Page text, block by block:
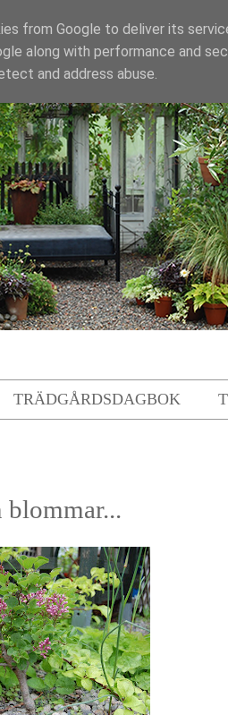
TRÄDGÅRDSDAGBOK
from Google to deliver its
along with performance and
and address abuse.